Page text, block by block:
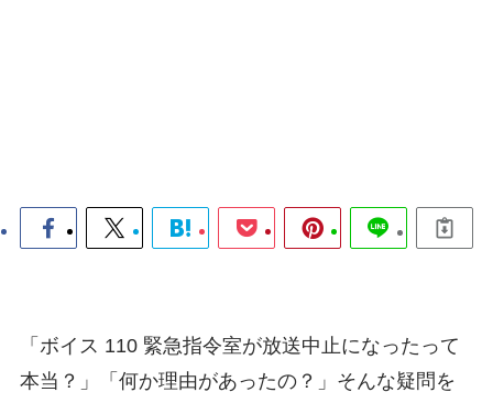
「ボイス 110 緊急指令室が放送中止になったって
本当？」「何か理由があったの？」そんな疑問を